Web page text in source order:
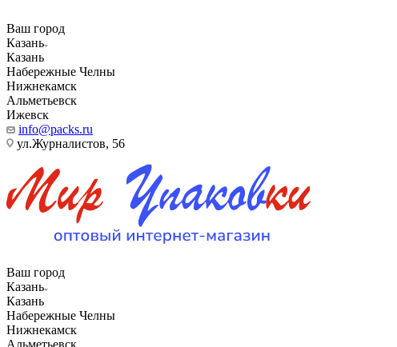
Ваш город
Казань
Казань
Набережные Челны
Нижнекамск
Альметьевск
Ижевск
info@packs.ru
ул.Журналистов, 56
Ваш город
Казань
Казань
Набережные Челны
Нижнекамск
Альметьевск